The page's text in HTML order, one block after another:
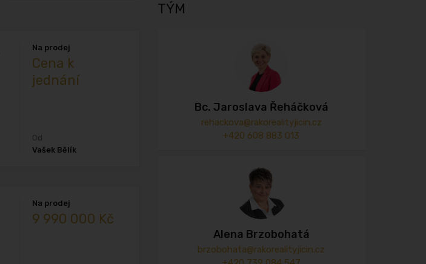
Na prodej
Cena k
jednání
Od
Vašek Bělík
Na prodej
9 990 000 Kč
TÝM
Bc. Jaroslava Řeháčková
rehackova@rakorealityjicin.cz
+420 608 883 013
Alena Brzobohatá
brzobohata@rakorealityjicin.cz